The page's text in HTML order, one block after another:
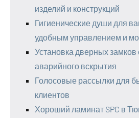
изделий и конструкций
Гигиенические души для
удобным управлением и
Установка дверных
аварийного вскрытия
Голосовые рассылки для
клиентов
Хороший ламинат SPC в